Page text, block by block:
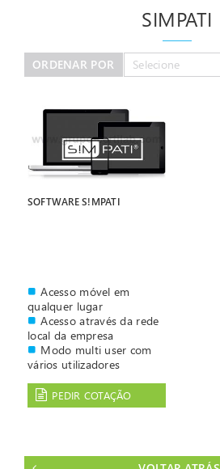
SIMPATI
ORDENAR POR Selecione
SOFTWARE S!MPATI
Acesso móvel em
qualquer lugar
Acesso através da rede
local da empresa
Modo multi user com
vários utilizadores
vor Ort.
Mecanismos de
PEDIR COTAÇÃO